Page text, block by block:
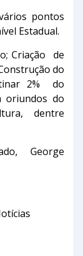
pontos
Estadual.
Criação de
do
2% do
oriundos do
dentre
George